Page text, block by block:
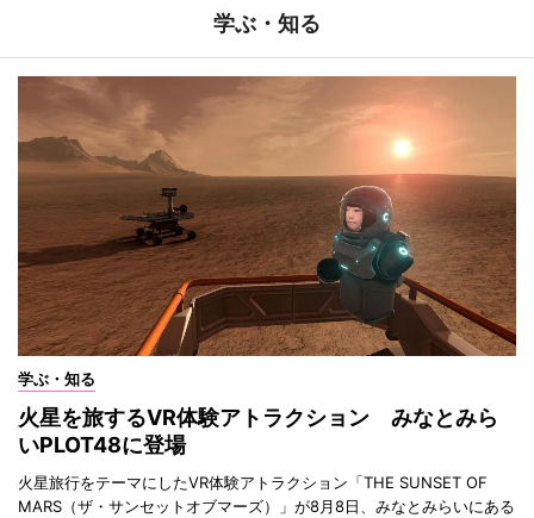
学ぶ・知る
学ぶ・知る
火星を旅するVR体験アトラクション みなとみら
いPLOT48に登場
火星旅行をテーマにしたVR体験アトラクション「THE SUNSET OF
MARS（ザ・サンセットオブマーズ）」が8月8日、みなとみらいにある